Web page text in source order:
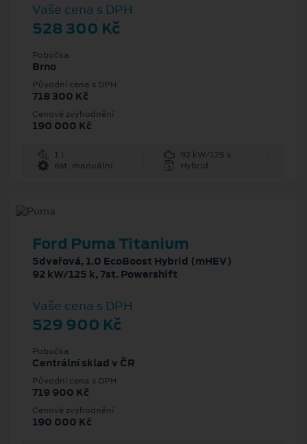
Vaše cena s DPH
528 300 Kč
Pobočka
Brno
Původní cena s DPH
718 300 Kč
Cenové zvýhodnění
190 000 Kč
1 l
92 kW/125 k
6st. manuální
Hybrid
Ford Puma Titanium
5dveřová, 1.0 EcoBoost Hybrid (mHEV)
92 kW/125 k, 7st. Powershift
Vaše cena s DPH
529 900 Kč
Pobočka
Centrální sklad v ČR
Původní cena s DPH
719 900 Kč
Cenové zvýhodnění
190 000 Kč